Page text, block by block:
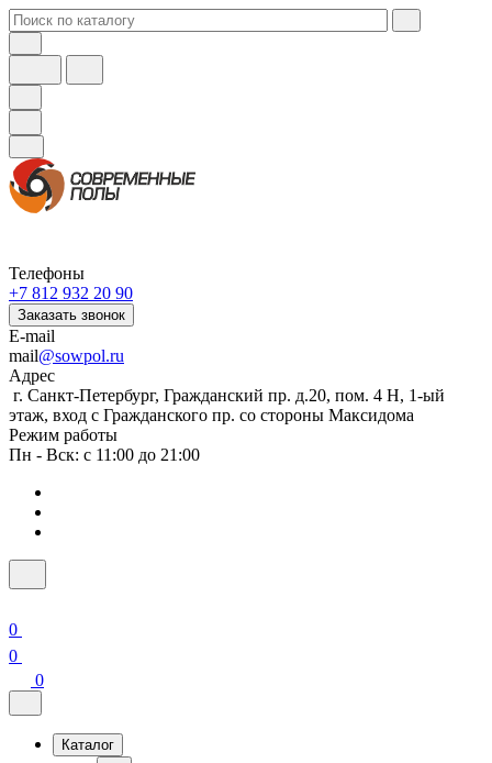
Телефоны
+7 812 932 20 90
Заказать звонок
E-mail
mail@sowpol.ru
Адрес
г. Санкт-Петербург, Гражданский пр. д.20, пом. 4 Н, 1-ый
этаж, вход с Гражданского пр. со стороны Максидома
Режим работы
Пн - Вск: с 11:00 до 21:00
0
0
0
Каталог